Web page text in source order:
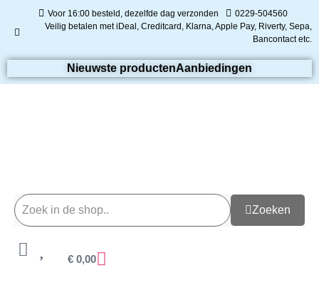
Voor 16:00 besteld, dezelfde dag verzonden
0229-504560
Veilig betalen met iDeal, Creditcard, Klarna, Apple Pay, Riverty, Sepa,
Bancontact etc.
Nieuwste productenAanbiedingen
Zoeken
€ 0,00